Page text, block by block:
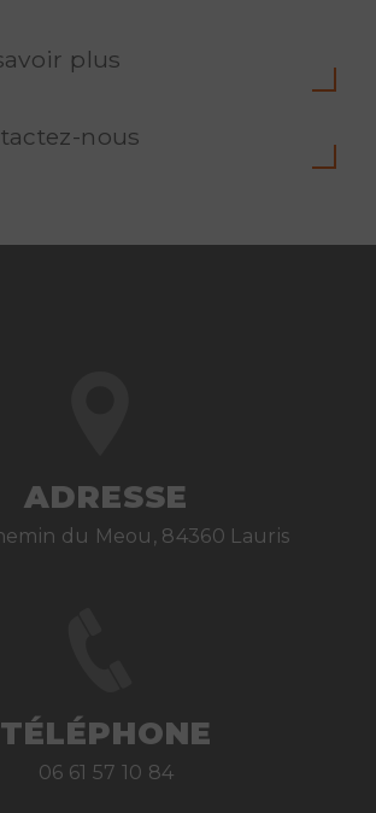
plus
nous
ADRESSE
du Meou, 84360 Lauris
TÉLÉPHONE
06 61 57 10 84